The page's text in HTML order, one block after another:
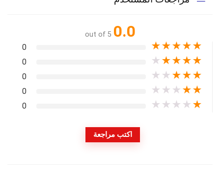
0.0
out of 5
★
★
★
★
★
0
★
★
★
★
★
0
★
★
★
★
★
0
★
★
★
★
★
0
★
★
★
★
★
0
اكتب مراجعة